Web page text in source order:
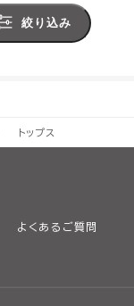
絞り込み
トップス
よくあるご質問